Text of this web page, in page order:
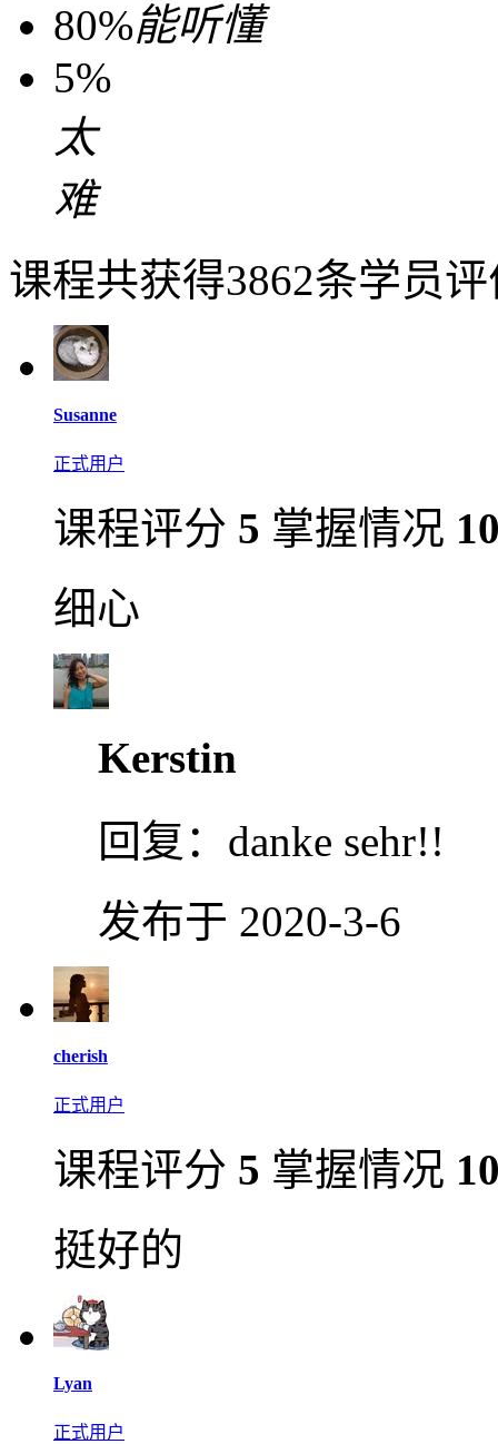
80%能听懂
5%
太
难
课程共获得3862条学员
Susanne
正式用户
课程评分 5 掌握情况
细心
Kerstin
回复： danke sehr!!
发布于 2020-3-6
cherish
正式用户
课程评分 5 掌握情况
挺好的
Lyan
正式用户